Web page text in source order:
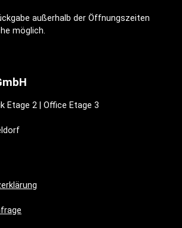
außerhalb der Öffnungszeiten
möglich.
Etage 2 | Office Etage 3